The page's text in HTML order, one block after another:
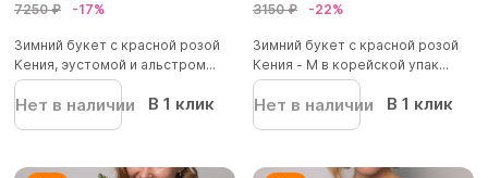
7250 ₽ -17%
Зимний букет с красной розой
Кения, эустомой и альстром...
Нет в наличии В 1 клик
3150 ₽ -22%
Зимний букет с красной розой
Кения - M в корейской упак...
Нет в наличии В 1 клик